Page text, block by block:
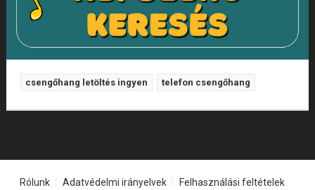
csengőhang letöltés ingyen telefon csengőhang
Rólunk Adatvédelmi irányelvek Felhasználási feltételek